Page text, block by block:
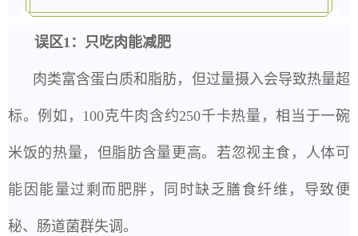
误区1：只吃肉能减肥
肉类富含蛋白质和脂肪，但过量摄入会导致热量超
标。例如，100克牛肉含约250千卡热量，相当于一碗
米饭的热量，但脂肪含量更高。若忽视主食，人体可
能因能量过剩而肥胖，同时缺乏膳食纤维，导致便
秘、肠道菌群失调。